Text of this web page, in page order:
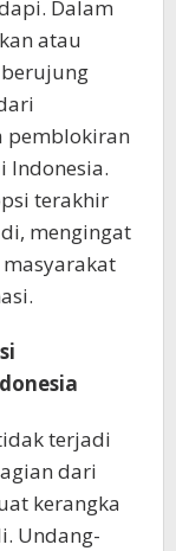
Dalam
atau
pemblokiran
Indonesia.
terakhir
mengingat
terjadi
dari
kerangka
Undang-